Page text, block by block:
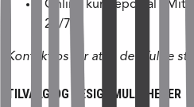
Online kundeportal "Mit
24/7
Kontakt os for at få den fulde
TILVALG OG DESIGNMULIGHEDER